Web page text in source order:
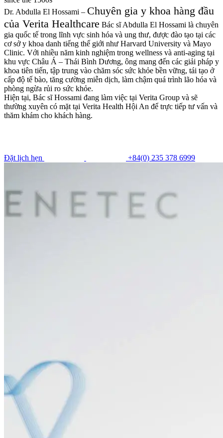
Dr. Abdulla El Hossami – Chuyên gia y khoa hàng đầu
của Verita Healthcare Bác sĩ Abdulla El Hossami là chuyên
gia quốc tế trong lĩnh vực sinh hóa và ung thư, được đào tạo tại các
cơ sở y khoa danh tiếng thế giới như Harvard University và Mayo
Clinic. Với nhiều năm kinh nghiệm trong wellness và anti-aging tại
khu vực Châu Á – Thái Bình Dương, ông mang đến các giải pháp y
khoa tiên tiến, tập trung vào chăm sóc sức khỏe bền vững, tái tạo ở
cấp độ tế bào, tăng cường miễn dịch, làm chậm quá trình lão hóa và
phòng ngừa rủi ro sức khỏe.
Hiện tại, Bác sĩ Hossami đang làm việc tại Verita Group và sẽ
thường xuyên có mặt tại Verita Health Hội An để trực tiếp tư vấn và
thăm khám cho khách hàng.
Đặt lịch hẹn +84(0) 235 378 6999